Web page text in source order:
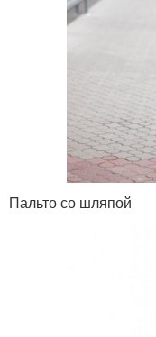
Пальто со шляпой